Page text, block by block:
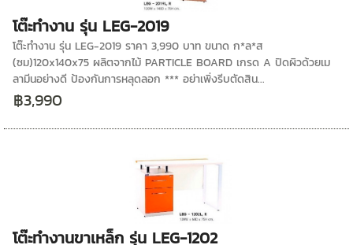
โต๊ะทำงาน รุ่น LEG-2019
โต๊ะทำงาน รุ่น LEG-2019 ราคา 3,990 บาท ขนาด ก*ล*ส
(ซม)120x140x75 ผลิตจากไม้ PARTICLE BOARD เกรด A ปิดผิวด้วยเม
ลามีนอย่างดี ป้องกันการหลุดลอก *** อย่าเพิ่งรีบตัดสิน...
฿3,990
โต๊ะทำงานขาเหล็ก รุ่น LEG-1202